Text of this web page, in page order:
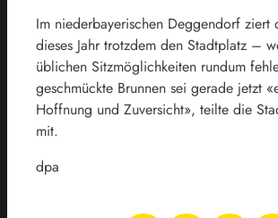
Im niederbayerischen Deggendorf ziert
dieses Jahr trotzdem den Stadtplatz –
üblichen Sitzmöglichkeiten rundum
geschmückte Brunnen sei gerade jetzt
Hoffnung und Zuversicht», teilte die
mit.
dpa